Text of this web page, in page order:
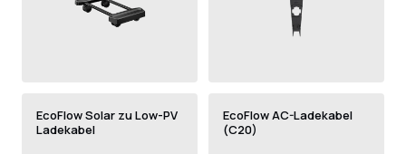
EcoFlow Solar zu Low-PV
Ladekabel
EcoFlow AC-Ladekabel
(C20)